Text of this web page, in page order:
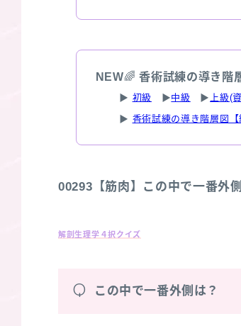
NEW🌈香術試練の導き階
▶ 初級 ▶中級 ▶ 上級(
▶ 香術試練の導き階層図
00293【筋肉】この中で一番外側
解剖生理学４択クイズ
Q この中で一番外側は？